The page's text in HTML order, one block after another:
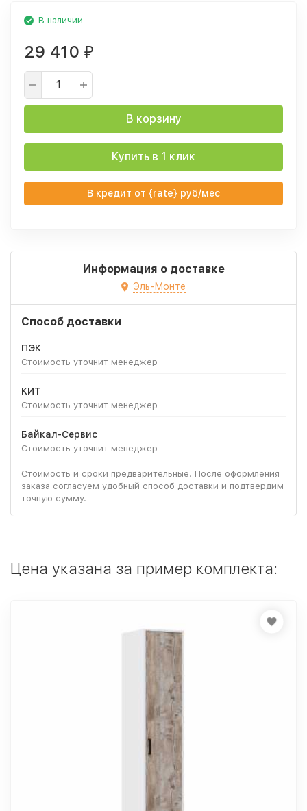
В наличии
29 410 ₽
В корзину
Купить в 1 клик
В кредит от {rate} руб/мес
Информация о доставке
Эль-Монте
Способ доставки
ПЭК
Стоимость уточнит менеджер
КИТ
Стоимость уточнит менеджер
Байкал-Сервис
Стоимость уточнит менеджер
Стоимость и сроки предварительные. После оформления
заказа согласуем удобный способ доставки и подтвердим
точную сумму.
Цена указана за пример комплекта: